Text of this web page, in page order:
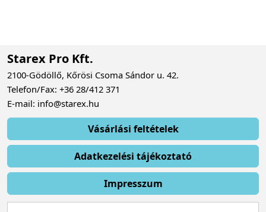
Starex Pro Kft.
2100-Gödöllő, Kőrösi Csoma Sándor u. 42.
Telefon/Fax: +36 28/412 371
E-mail: info@starex.hu
Vásárlási feltételek
Adatkezelési tájékoztató
Impresszum